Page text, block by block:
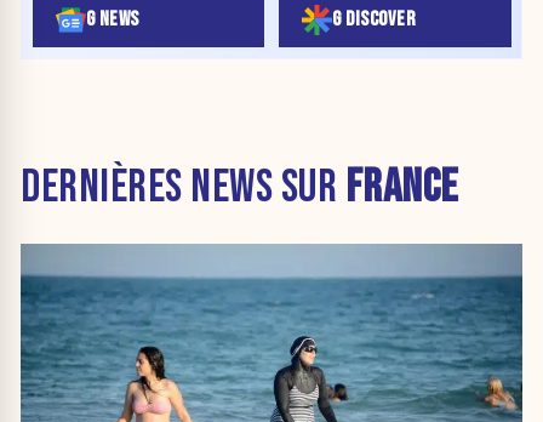
G NEWS G DISCOVER
DERNIÈRES NEWS SUR FRANCE